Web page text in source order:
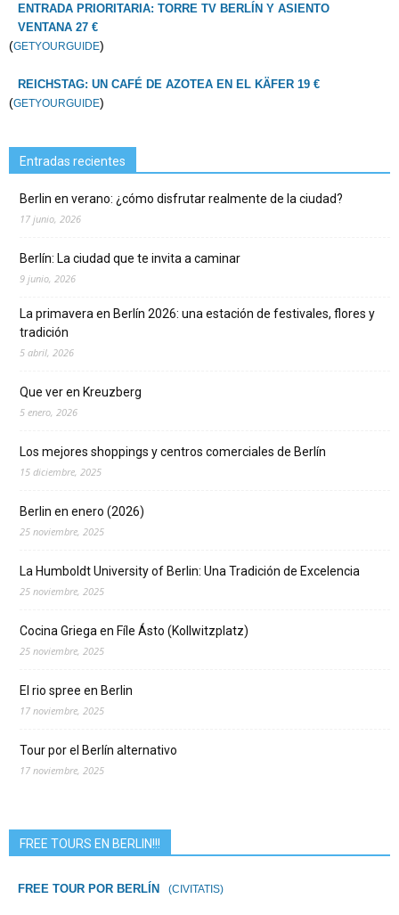
ENTRADA PRIORITARIA: TORRE TV BERLÍN Y ASIENTO
VENTANA 27 €
(GETYOURGUIDE)
REICHSTAG: UN CAFÉ DE AZOTEA EN EL KÄFER 19 €
(GETYOURGUIDE)
Entradas recientes
Berlin en verano: ¿cómo disfrutar realmente de la ciudad?
17 junio, 2026
Berlín: La ciudad que te invita a caminar
9 junio, 2026
La primavera en Berlín 2026: una estación de festivales, flores y
tradición
5 abril, 2026
Que ver en Kreuzberg
5 enero, 2026
Los mejores shoppings y centros comerciales de Berlín
15 diciembre, 2025
Berlin en enero (2026)
25 noviembre, 2025
La Humboldt University of Berlin: Una Tradición de Excelencia
25 noviembre, 2025
Cocina Griega en Fíle Ásto (Kollwitzplatz)
25 noviembre, 2025
El rio spree en Berlin
17 noviembre, 2025
Tour por el Berlín alternativo
17 noviembre, 2025
FREE TOURS EN BERLIN!!!
FREE TOUR POR BERLÍN (CIVITATIS)